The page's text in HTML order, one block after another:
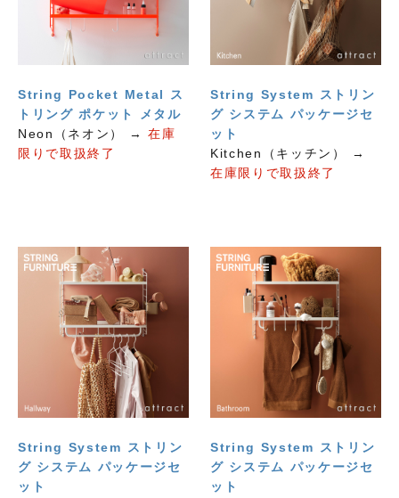
String Pocket Metal ス
トリング ポケット メタル
Neon（ネオン） →在庫
限りで取扱終了
String System ストリン
グ システム パッケージセ
ット
Kitchen（キッチン） →
在庫限りで取扱終了
String System ストリン
グ システム パッケージセ
ット
String System ストリン
グ システム パッケージセ
ット